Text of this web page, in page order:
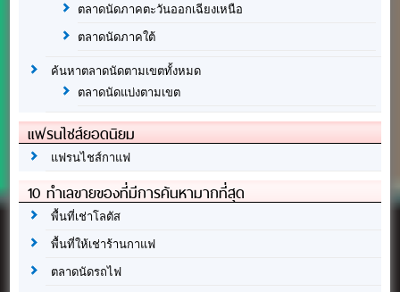
ตลาดนัดภาคตะวันออกเฉียงเหนือ
ตลาดนัดภาคใต้
ค้นหาตลาดนัดตามเขตทั้งหมด
ตลาดนัดแบ่งตามเขต
แฟรนไชส์ยอดนิยม
แฟรนไชส์กาแฟ
10 ทำเลขายของที่มีการค้นหามากที่สุด
พื้นที่เช่าโลตัส
พื้นที่ให้เช่าร้านกาแฟ
ตลาดนัดรถไฟ